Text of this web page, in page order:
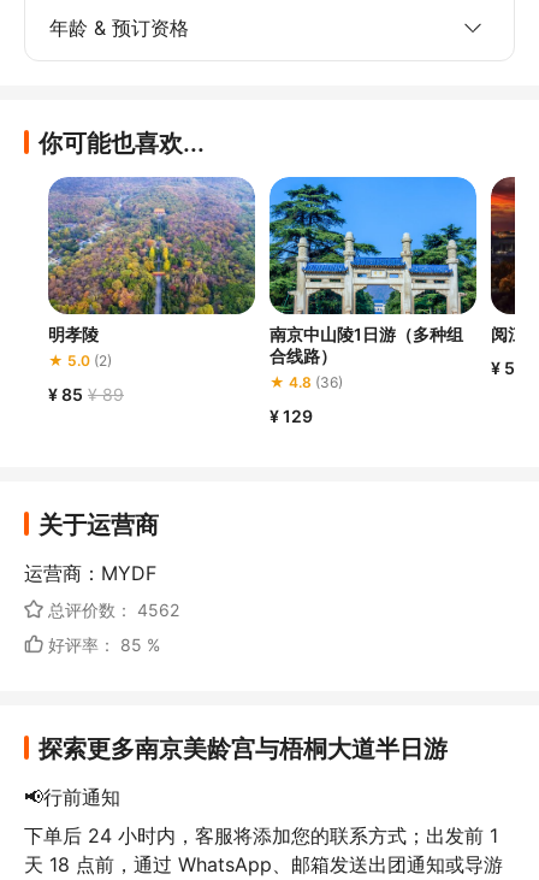
年龄 & 预订资格
你可能也喜欢...
明孝陵
★ 5.0 (2)
¥ 85 ¥ 89
南京中山陵1日游（多种组
合线路）
★ 4.8 (36)
¥ 129
阅江
¥ 50
关于运营商
运营商：MYDF
总评价数： 4562
好评率： 85 %
探索更多南京美龄宫与梧桐大道半日游
📢行前通知
下单后 24 小时内，客服将添加您的联系方式；出发前 1
天 18 点前，通过 WhatsApp、邮箱发送出团通知或导游